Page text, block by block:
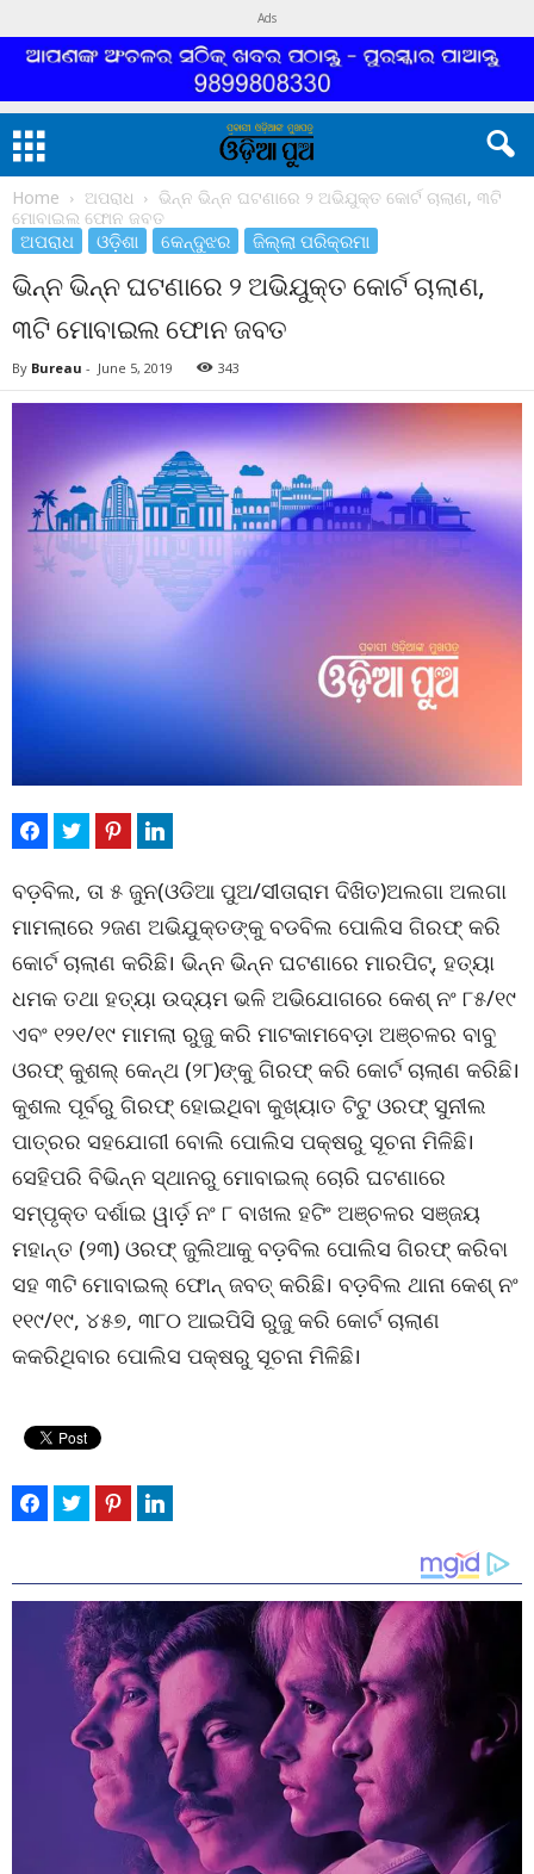
Ads
Home ଅପରାଧ
ଭିନ୍ନ ଭିନ୍ନ ଘଟଣାରେ ୨ ଅଭିଯୁକ୍ତ କୋର୍ଟ ଚାଲାଣ, ୩ଟି
ମୋବାଇଲ ଫୋନ ଜବତ
ଅପରାଧ ଓଡ଼ିଶା କେନ୍ଦୁଝର ଜିଲ୍ଲା ପରିକ୍ରମା
ଭିନ୍ନ ଭିନ୍ନ ଘଟଣାରେ ୨ ଅଭିଯୁକ୍ତ କୋର୍ଟ ଚାଲାଣ,
୩ଟି ମୋବାଇଲ ଫୋନ ଜବତ
By Bureau - June 5, 2019 343
ବଡ଼ବିଲ, ତା ୫ ଜୁନ(ଓଡିଆ ପୁଅ/ସୀତାରାମ ଦିଖିତ)ଅଲଗା ଅଲଗା
ମାମଲାରେ ୨ଜଣ ଅଭିଯୁକ୍ତଙ୍କୁ ବଡବିଲ ପୋଲିସ ଗିରଫ୍ କରି
କୋର୍ଟ ଚାଲାଣ କରିଛି। ଭିନ୍ନ ଭିନ୍ନ ଘଟଣାରେ ମାରପିଟ୍, ହତ୍ୟା
ଧମକ ତଥା ହତ୍ୟା ଉଦ୍ୟମ ଭଳି ଅଭିଯୋଗରେ କେଶ୍ ନଂ ୮୫/୧୯
ଏବଂ ୧୨୧/୧୯ ମାମଲା ରୁଜୁ କରି ମାଟକାମବେଡ଼ା ଅଞ୍ଚଳର ବାବୁ
ଓରଫ୍ କୁଶଲ୍ କେନ୍ଥ (୨୮)ଙ୍କୁ ଗିରଫ୍ କରି କୋର୍ଟ ଚାଲାଣ କରିଛି।
କୁଶଲ ପୂର୍ବରୁ ଗିରଫ୍ ହୋଇଥିବା କୁଖ୍ୟାତ ଟିଟୁ ଓରଫ୍ ସୁନୀଲ
ପାତ୍ରର ସହଯୋଗୀ ବୋଲି ପୋଲିସ ପକ୍ଷରୁ ସୂଚନା ମିଳିଛି।
ସେହିପରି ବିଭିନ୍ନ ସ୍ଥାନରୁ ମୋବାଇଲ୍ ଚୋରି ଘଟଣାରେ
ସମ୍ପୃକ୍ତ ଦର୍ଶାଇ ୱାର୍ଡ଼ ନଂ ୮ ବାଖଲ ହଟିଂ ଅଞ୍ଚଳର ସଞ୍ଜୟ
ମହାନ୍ତ (୨୩) ଓରଫ୍ ଜୁଲିଆକୁ ବଡ଼ବିଲ ପୋଲିସ ଗିରଫ୍ କରିବା
ସହ ୩ଟି ମୋବାଇଲ୍ ଫୋନ୍ ଜବତ୍ କରିଛି। ବଡ଼ବିଲ ଥାନା କେଶ୍ ନଂ
୧୧୯/୧୯, ୪୫୭, ୩୮୦ ଆଇପିସି ରୁଜୁ କରି କୋର୍ଟ ଚାଲାଣ
କକରିଥିବାର ପୋଲିସ ପକ୍ଷରୁ ସୂଚନା ମିଳିଛି।